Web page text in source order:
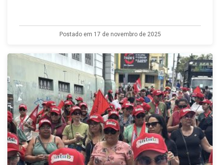
Postado em 17 de novembro de 2025